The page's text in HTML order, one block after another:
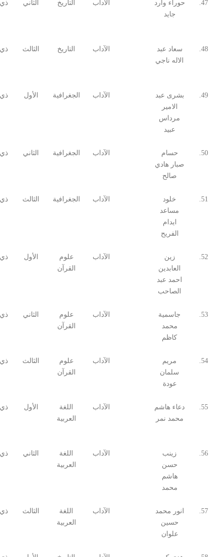
47.
حوراء وارد
جايد
الآداب التاريخ الثاني
48.
سعاد عبد
الاله ناجي
الآداب التاريخ الثالث
49.
بشرى عبد
الامير
مرداس
عبيد
الآداب الجغرافية الأول
50.
حسام
صبار هادي
صالح
الآداب الجغرافية الثاني
51.
خلود
مساعد
ايدام
الفريح
الآداب الجغرافية الثالث
52.
زين
العابدين
احمد عبد
الصاحب
الآداب
علوم
القرآن
الأول
53.
جاسمية
محمد
كاظم
الآداب
علوم
القرآن
الثاني
54.
مريم
سلمان
عودة
الآداب
علوم
القرآن
الثالث
55.
دعاء هاشم
محمد نمر
الآداب
اللغة
العربية
الأول
56.
زينب
حسن
هاشم
محمد
الآداب
اللغة
العربية
الثاني
57.
انور محمد
حسين
علوان
الآداب
اللغة
العربية
الثالث